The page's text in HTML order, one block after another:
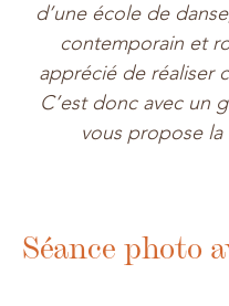
d’une école de
contemporain et
apprécié de réaliser
C’est donc avec un
vous propose
Séance photo